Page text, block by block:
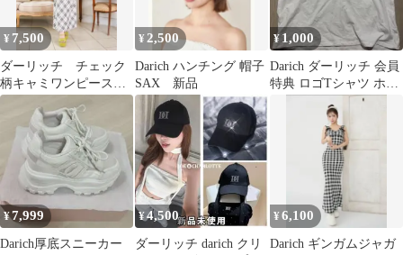
¥ 7,500
ダーリッチ チェック
柄キャミワンピース
新品タグ付き
¥ 2,500
Darich ハンチング 帽子
SAX 新品
¥ 1,000
Darich ダーリッチ 会員
特典 ロゴTシャツ ホワ
¥7,999
Darich厚底スニーカー
¥4,500
ダーリッチ darich クリ
¥6,100
Darich ギンガムジャガ